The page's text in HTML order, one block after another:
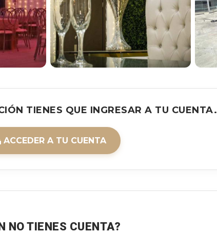
TIENES QUE INGRESAR A TU CUENTA.
ACCEDER A TU CUENTA
NO TIENES CUENTA?